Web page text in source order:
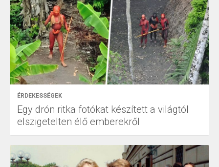
ÉRDEKESSÉGEK
Egy drón ritka fotókat készített a világtól
elszigetelten élő emberekről